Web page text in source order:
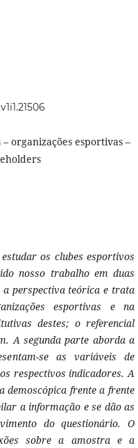
organizações esportivas –
os clubes esportivos
nosso trabalho em duas
perspectiva teórica e trata
esportivas e na
destes; o referencial
A segunda parte aborda a
se as variáveis de
respectivos indicadores. A
demoscópica frente a frente
a informação e se dão as
do questionário. O
sobre a amostra e a